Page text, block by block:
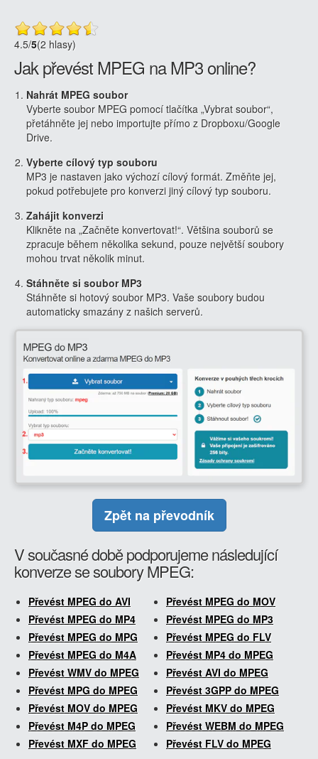
4.5/5(2 hlasy)
Jak převést MPEG na MP3 online?
Nahrát MPEG soubor
Vyberte soubor MPEG pomocí tlačítka „Vybrat soubor“,
přetáhněte jej nebo importujte přímo z Dropboxu/Google
Drive.
Vyberte cílový typ souboru
MP3 je nastaven jako výchozí cílový formát. Změňte jej,
pokud potřebujete pro konverzi jiný cílový typ souboru.
Zahájit konverzi
Klikněte na „Začněte konvertovat!“. Většina souborů se
zpracuje během několika sekund, pouze největší soubory
mohou trvat několik minut.
Stáhněte si soubor MP3
Stáhněte si hotový soubor MP3. Vaše soubory budou
automaticky smazány z našich serverů.
Zpět na převodník
V současné době podporujeme následující
konverze se soubory MPEG:
Převést MPEG do AVI
Převést MPEG do MOV
Převést MPEG do MP4
Převést MPEG do MP3
Převést MPEG do MPG
Převést MPEG do FLV
Převést MPEG do M4A
Převést MP4 do MPEG
Převést WMV do MPEG
Převést AVI do MPEG
Převést MPG do MPEG
Převést 3GPP do MPEG
Převést MOV do MPEG
Převést MKV do MPEG
Převést M4P do MPEG
Převést WEBM do MPEG
Převést MXF do MPEG
Převést FLV do MPEG